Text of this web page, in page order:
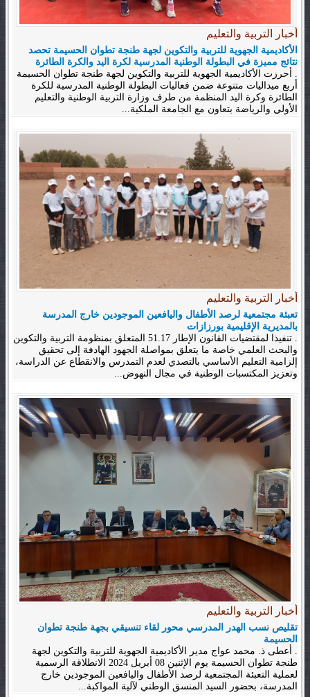
أخبار التربية والتعليم
الأكاديمية الجهوية للتربية والتكوين لجهة طنجة تطوان الحسيمة تحصد
نتائج مميزة في البطولة الوطنية المدرسية لكرة اليد والكرة الطائرة
. أحرزت الأكاديمية الجهوية للتربية والتكوين لجهة طنجة تطوان الحسيمة
أربع ميداليات متنوعة ضمن فعاليات البطولة الوطنية المدرسية للكرة
الطائرة وكرة اليد المنظمة من طرف وزارة التربية الوطنية والتعليم
الأولي والرياضة بتعاون مع الجامعة الملكية...
أخبار التربية والتعليم
تعبئة مجتمعية لرصد الأطفال واليافعين الموجودين خارج المدرسة
بالمديرية الإقليمية بورزازات
. تنفيذا لمقتضيات القانون الإطار 51.17 المتعلق بمنظومة التربية والتكوين
والبحث العلمي خاصة ما يتعلق بمواصلة الجهود الهادفة إلى تحقيق
إلزامية التعليم الأساسي بالتصدي لعدم التمدرس والانقطاع عن الدراسة،
وتعزيز المكتسبات الوطنية في مجال النهوض...
أخبار التربية والتعليم
تقليص نسب الهدر المدرسي محور لقاء تنسيقي بجهة طنجة تطوان
الحسيمة
. أعطى ذ. محمد عواج مدير الأكاديمية الجهوية للتربية والتكوين لجهة
طنجة تطوان الحسيمة يوم الإثنين 08 أبريل 2024 الانطلاقة الرسمية
لعملية التعبئة المجتمعية لرصد الأطفال واليافعين الموجودين خارج
المدرسة، بحضور السيد المنسق الوطني لآلية المواكبة...